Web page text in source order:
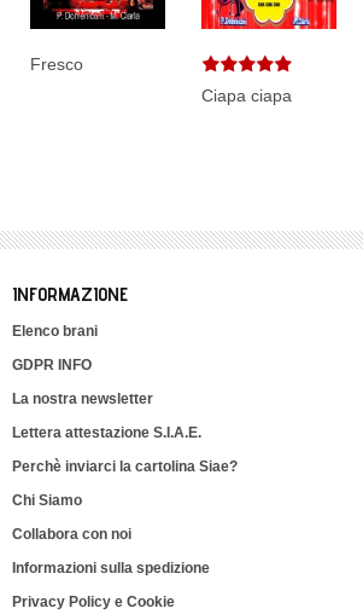
Fresco
Ciapa ciapa
INFORMAZIONE
Elenco brani
GDPR INFO
La nostra newsletter
Lettera attestazione S.I.A.E.
Perchè inviarci la cartolina Siae?
Chi Siamo
Collabora con noi
Informazioni sulla spedizione
Privacy Policy e Cookie